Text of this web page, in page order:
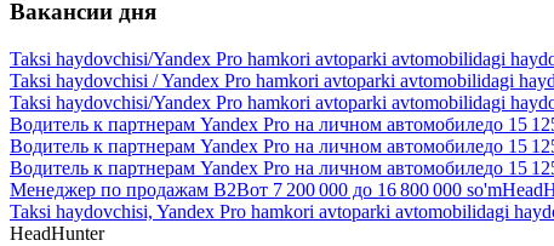
Вакансии дня
Taksi haydovchisi/Yandex Pro hamkori avtoparki avtomobilidagi
Taksi haydovchisi / Yandex Pro hamkori avtoparki avtomobilidagi
Taksi haydovchisi/Yandex Pro hamkori avtoparki avtomobilidagi
Водитель к партнерам Yandex Pro на личном автомобиледо 15
Водитель к партнерам Yandex Pro на личном автомобиледо 15
Водитель к партнерам Yandex Pro на личном автомобиледо 15
Менеджер по продажам B2Bот 7 200 000 до 16 800 000 so'm
Taksi haydovchisi, Yandex Pro hamkori avtoparki avtomobilidagi
HeadHunter